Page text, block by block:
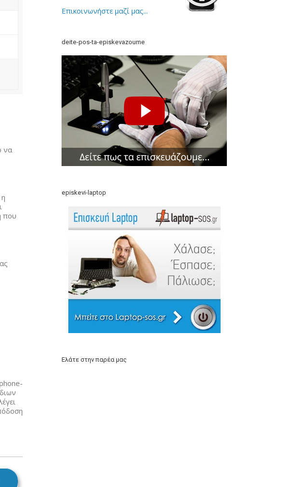
να
που
Επικοινωνήστε μαζί μας...
deite-pos-ta-episkevazoume
episkevi-laptop
Ελάτε στην παρέα μας